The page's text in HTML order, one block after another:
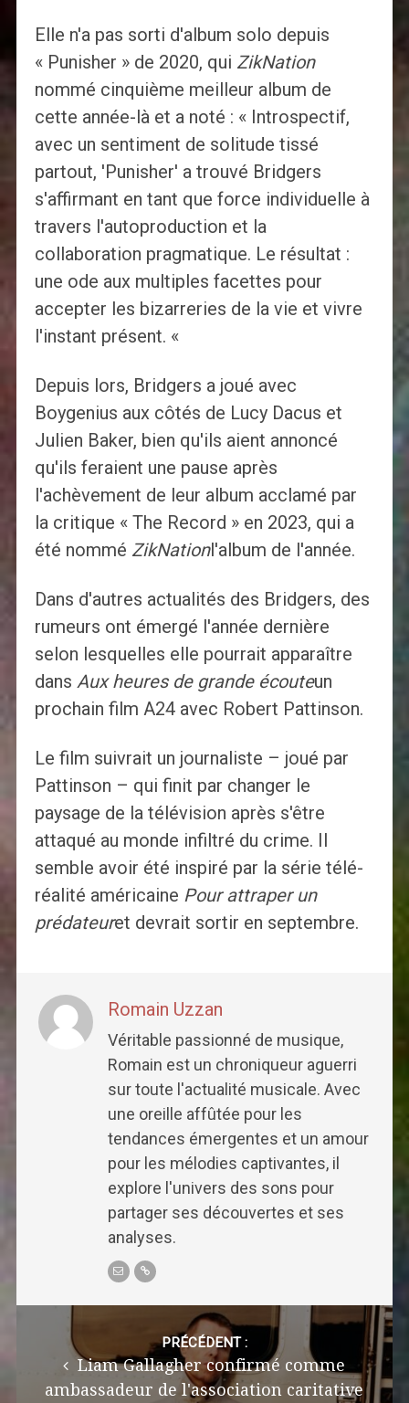
Elle n'a pas sorti d'album solo depuis
« Punisher » de 2020, qui ZikNation
nommé cinquième meilleur album de
cette année-là et a noté : « Introspectif,
avec un sentiment de solitude tissé
partout, 'Punisher' a trouvé Bridgers
s'affirmant en tant que force individuelle à
travers l'autoproduction et la
collaboration pragmatique. Le résultat :
une ode aux multiples facettes pour
accepter les bizarreries de la vie et vivre
l'instant présent. «
Depuis lors, Bridgers a joué avec
Boygenius aux côtés de Lucy Dacus et
Julien Baker, bien qu'ils aient annoncé
qu'ils feraient une pause après
l'achèvement de leur album acclamé par
la critique « The Record » en 2023, qui a
été nommé ZikNationl'album de l'année.
Dans d'autres actualités des Bridgers, des
rumeurs ont émergé l'année dernière
selon lesquelles elle pourrait apparaître
dans Aux heures de grande écouteun
prochain film A24 avec Robert Pattinson.
Le film suivrait un journaliste – joué par
Pattinson – qui finit par changer le
paysage de la télévision après s'être
attaqué au monde infiltré du crime. Il
semble avoir été inspiré par la série télé-
réalité américaine Pour attraper un
prédateuret devrait sortir en septembre.
Romain Uzzan
Véritable passionné de musique,
Romain est un chroniqueur aguerri
sur toute l'actualité musicale. Avec
une oreille affûtée pour les
tendances émergentes et un amour
pour les mélodies captivantes, il
explore l'univers des sons pour
partager ses découvertes et ses
analyses.
navigation
PRÉCÉDENT :
Liam Gallagher confirmé comme
ambassadeur de l'association caritative